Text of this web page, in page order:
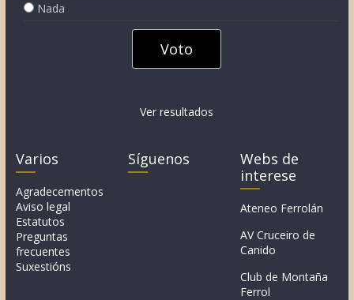
Nada
Ver resultados
Varios
Agradecementos
Aviso legal
Estatutos
Preguntas
frecuentes
Suxestións
Síguenos
Webs de
interese
Ateneo Ferrolán
AV Cruceiro de
Canido
Club de Montaña
Ferrol